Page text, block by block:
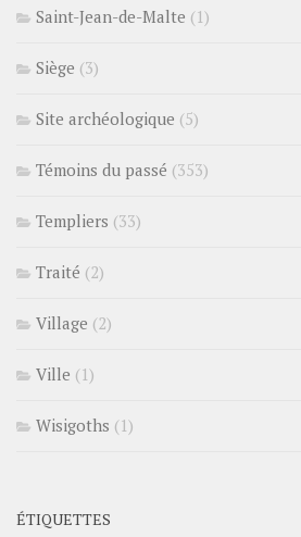
Saint-Jean-de-Malte (1)
Siège (3)
Site archéologique (5)
Témoins du passé (353)
Templiers (33)
Traité (2)
Village (2)
Ville (1)
Wisigoths (1)
ÉTIQUETTES